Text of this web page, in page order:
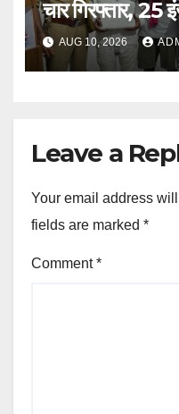
चार गिरफ्तार, 25
AUG 10, 2026
Leave a
Your email address
fields are marked *
Comment*